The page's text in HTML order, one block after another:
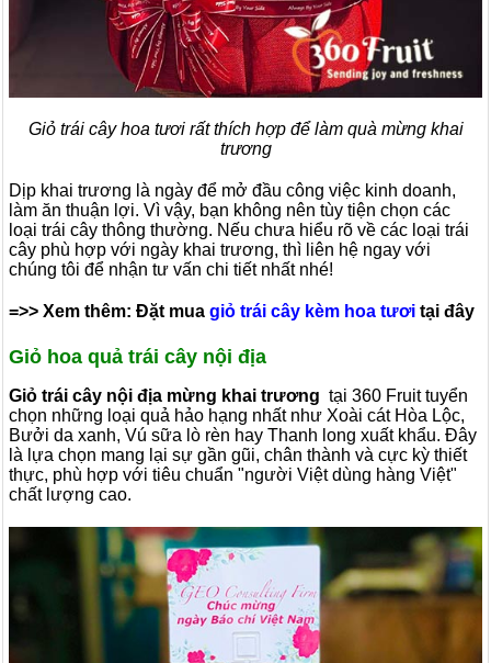
Giỏ trái cây hoa tươi rất thích hợp để làm quà mừng khai
trương
Dịp khai trương là ngày để mở đầu công việc kinh doanh,
làm ăn thuận lợi. Vì vậy, bạn không nên tùy tiện chọn các
loại trái cây thông thường. Nếu chưa hiểu rõ về các loại trái
cây phù hợp với ngày khai trương, thì liên hệ ngay với
chúng tôi để nhận tư vấn chi tiết nhất nhé!
=>> Xem thêm: Đặt mua giỏ trái cây kèm hoa tươi tại đây
Giỏ hoa quả trái cây nội địa
Giỏ trái cây nội địa mừng khai trương tại 360 Fruit tuyển
chọn những loại quả hảo hạng nhất như Xoài cát Hòa Lộc,
Bưởi da xanh, Vú sữa lò rèn hay Thanh long xuất khẩu. Đây
là lựa chọn mang lại sự gần gũi, chân thành và cực kỳ thiết
thực, phù hợp với tiêu chuẩn "người Việt dùng hàng Việt"
chất lượng cao.